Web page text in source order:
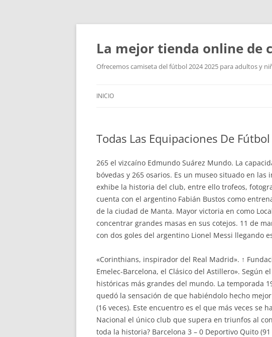
La mejor tienda online de
Ofrecemos camiseta del fútbol 2024 2025 para adultos y
INICIO
Todas Las Equipaciones De
265 el vizcaíno Edmundo Suárez Mundo. La
bóvedas y 265 osarios. Es un museo situado en
exhibe la historia del club, entre ello trofeos,
cuenta con el argentino Fabián Bustos como
de la ciudad de Manta. Mayor victoria en como
concentrar grandes masas en sus cotejos. 11 de
con dos goles del argentino Lionel Messi llegando
«Corinthians, inspirador del Real Madrid». ↑
Emelec-Barcelona, el Clásico del Astillero». Según
históricas más grandes del mundo. La temporada
quedó la sensación de que habiéndolo hecho
(16 veces). Este encuentro es el que más veces
Nacional el único club que supera en triunfos al
toda la historia? Barcelona 3 – 0 Deportivo Quito